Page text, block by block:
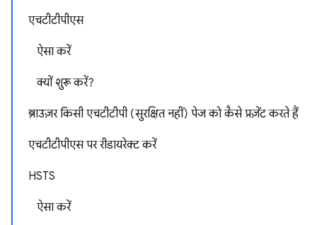
एचटीटीपीएस
ऐसा करें
क्यों शुरू करें?
ब्राउज़र किसी एचटीटीपी (सुरक्षित नहीं) पेज को कैसे प्रज़ेंट करते हैं
एचटीटीपीएस पर रीडायरेक्ट करें
HSTS
ऐसा करें